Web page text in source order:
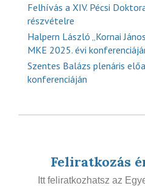
Felhívás a XIV. Pécsi
részvételre
Halpern László „Kornai
MKE 2025. évi
Szentes Balázs plenáris
konferenciáján
Feliratkozás
Itt feliratkozhatsz az